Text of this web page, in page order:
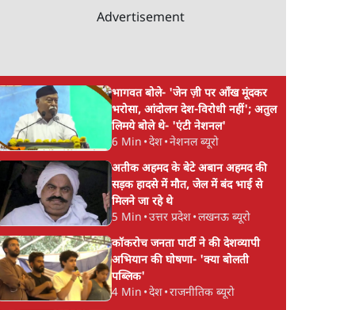
11
आंदोलन जारी
बजे की ख़बरें
Advertisement
भागवत बोले- 'जेन ज़ी पर आँख मूंदकर
भरोसा, आंदोलन देश-विरोधी नहीं'; अतुल
लिमये बोले थे- 'एंटी नेशनल'
6 Min •देश•नेशनल ब्यूरो
अतीक अहमद के बेटे अबान अहमद की
सड़क हादसे में मौत, जेल में बंद भाई से
मिलने जा रहे थे
5 Min •उत्तर प्रदेश•लखनऊ ब्यूरो
कॉकरोच जनता पार्टी ने की देशव्यापी
अभियान की घोषणा- 'क्या बोलती
पब्लिक'
4 Min •देश•राजनीतिक ब्यूरो